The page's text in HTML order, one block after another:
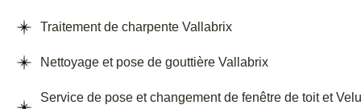
Traitement de charpente Vallabrix
Nettoyage et pose de gouttière Vallabrix
Service de pose et changement de fenêtre de toit et